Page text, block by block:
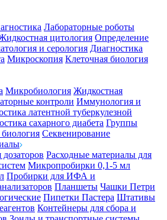
Лабораторные роботы
цитология Определение
и серология Диагностика
Микроскопия Клеточная биология
Микробиология Жидкостная
контроли Иммунология и
латентной туберкулезной
сахарного диабета Группы
Секвенирование
Расходные материалы для
Микропробирки 0,1-5 мл
Пробирки для ИФА и
Планшеты Чашки Петри
Пипетки Пастера Штативы
Контейнеры для сбора и